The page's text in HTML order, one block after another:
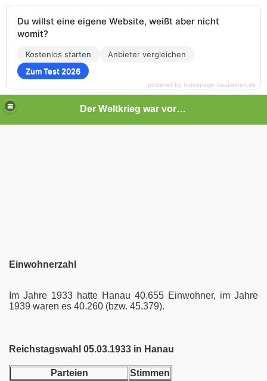
Der Weltkrieg war vor deiner Tür
Einwohnerzahl
Im Jahre 1933 hatte Hanau 40.655 Einwohner, im Jahre
1939 waren es 40.260 (bzw. 45.379).
Reichstagswahl 05.03.1933 in Hanau
Parteien
Stimmen
Du willst eine eigene Website, weißt aber nicht
womit?
Kostenlos starten
Anbieter vergleichen
Zum Test 2026
powered by homepage-baukasten.de